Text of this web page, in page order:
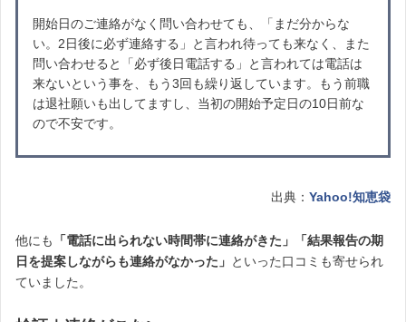
開始日のご連絡がなく問い合わせても、「まだ分からな
い。2日後に必ず連絡する」と言われ待っても来なく、また
問い合わせると「必ず後日電話する」と言われては電話は
来ないという事を、もう3回も繰り返しています。もう前職
は退社願いも出してますし、当初の開始予定日の10日前な
ので不安です。
出典： Yahoo!知恵袋
他にも
「電話に出られない時間帯に連絡がきた」「結果報告の期
日を提案しながらも連絡がなかった」 といった口コミも寄せられ
ていました。